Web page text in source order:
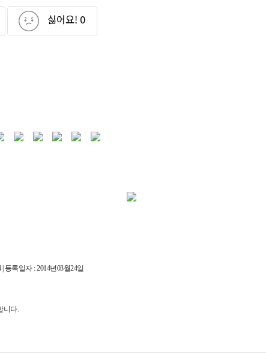
싫어요! 0
등록일자 : 2014년03월24일
복사, 배포 등을 금합니다.